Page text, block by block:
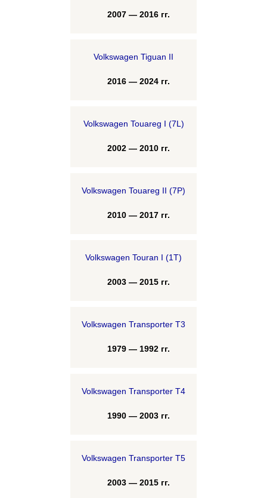
2007 — 2016 гг.
Volkswagen Tiguan II
2016 — 2024 гг.
Volkswagen Touareg I (7L)
2002 — 2010 гг.
Volkswagen Touareg II (7P)
2010 — 2017 гг.
Volkswagen Touran I (1T)
2003 — 2015 гг.
Volkswagen Transporter T3
1979 — 1992 гг.
Volkswagen Transporter T4
1990 — 2003 гг.
Volkswagen Transporter T5
2003 — 2015 гг.